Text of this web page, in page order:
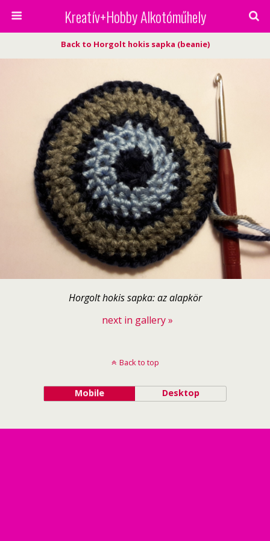
Kreatív+Hobby Alkotóműhely
Back to Horgolt hokis sapka (beanie)
Horgolt hokis sapka: az alapkör
next in gallery »
Back to top
Mobile Desktop